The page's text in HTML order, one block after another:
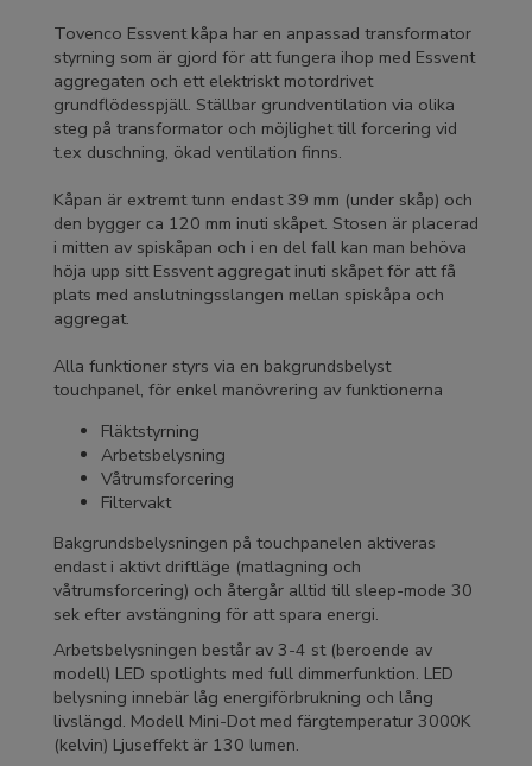
Tovenco Essvent kåpa har en anpassad transformator
styrning som är gjord för att fungera ihop med Essvent
aggregaten och ett elektriskt motordrivet
grundflödesspjäll. Ställbar grundventilation via olika
steg på transformator och möjlighet till forcering vid
t.ex duschning, ökad ventilation finns.
Kåpan är extremt tunn endast 39 mm (under skåp) och
den bygger ca 120 mm inuti skåpet. Stosen är placerad
i mitten av spiskåpan och i en del fall kan man behöva
höja upp sitt Essvent aggregat inuti skåpet för att få
plats med anslutningsslangen mellan spiskåpa och
aggregat.
Alla funktioner styrs via en bakgrundsbelyst
touchpanel, för enkel manövrering av funktionerna
Fläktstyrning
Arbetsbelysning
Våtrumsforcering
Filtervakt
Bakgrundsbelysningen på touchpanelen aktiveras
endast i aktivt driftläge (matlagning och
våtrumsforcering) och återgår alltid till sleep-mode 30
sek efter avstängning för att spara energi.
Arbetsbelysningen består av 3-4 st (beroende av
modell) LED spotlights med full dimmerfunktion. LED
belysning innebär låg energiförbrukning och lång
livslängd. Modell Mini-Dot med färgtemperatur 3000K
(kelvin) Ljuseffekt är 130 lumen.